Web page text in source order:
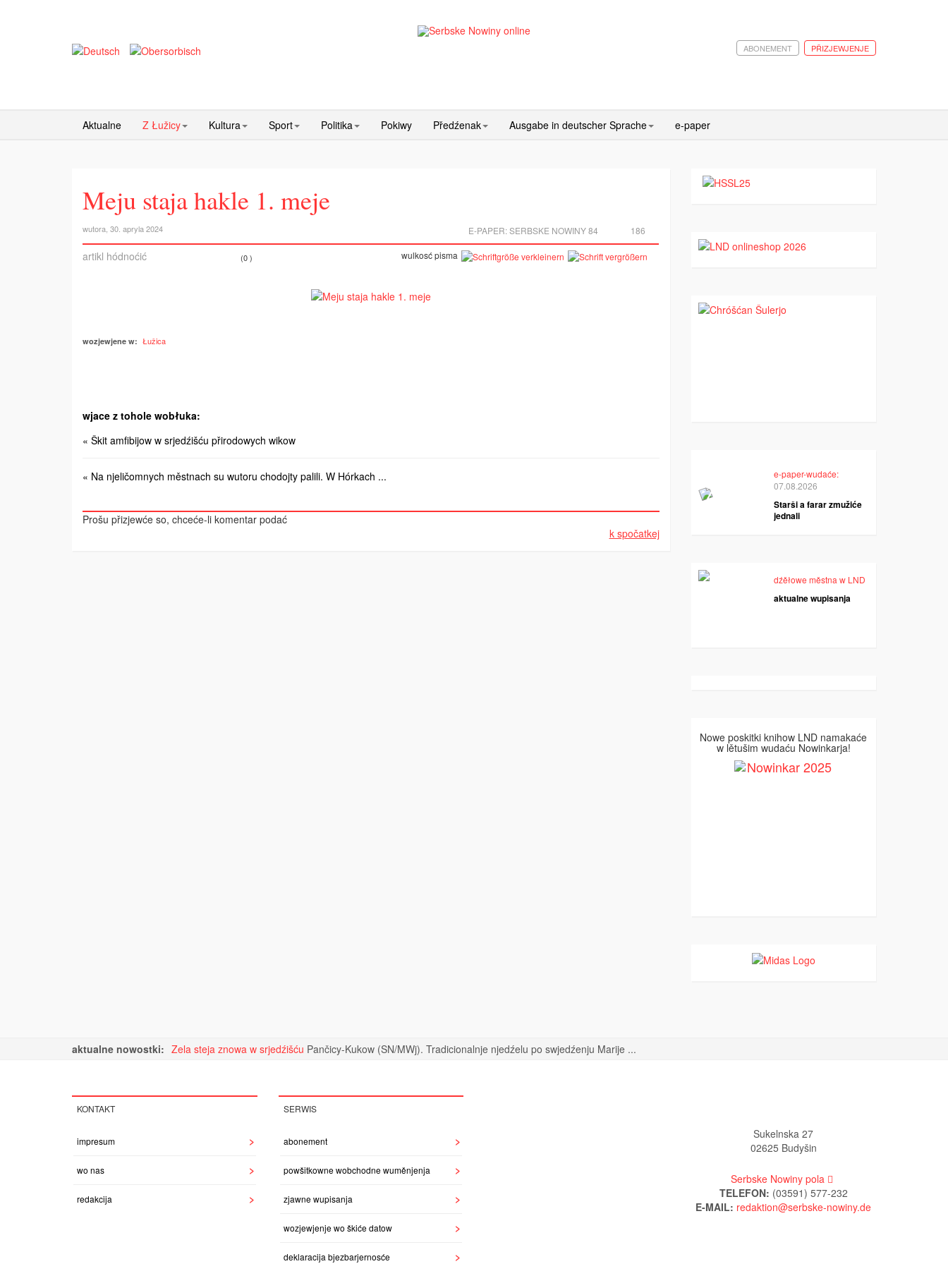
PŘIZJEWJENJE
ABONEMENT
Aktualne Z Łužicy Kultura Sport Politika Pokiwy Předźenak Ausgabe in deutscher Sprache e-paper
Meju staja hakle 1. meje
wutora, 30. apryla 2024 186
E-PAPER:SERBSKE NOWINY 84
artikl hódnoćić (0 ) wulkosć pisma
wozjewjene w: Łužica
wjace z tohole wobłuka:
« Škit amfibijow w srjedźišću přirodowych wikow
« Na njeličomnych městnach su wutoru chodojty palili. W Hórkach ...
Prošu přizjewće so, chceće-li komentar podać
k spočatkej
e-paper-wudaće:
07.08.2026
Starši a farar zmužiće
jednali
dźěłowe městna w LND
aktualne wupisanja
Nowe poskitki knihow LND namakaće
w lětušim wudaću Nowinkarja!
aktualne nowostki: Zela steja znowa w srjedźišću Pančicy-Kukow (SN/MWj). Tradicionalnje njedźelu po swjedźenju Marije ...
KONTAKT
impresum
wo nas
redakcija
SERWIS
abonement
powšitkowne wobchodne wuměnjenja
zjawne wupisanja
wozjewjenje wo škiće datow
deklaracija bjezbarjernosće
Sukelnska 27
02625 Budyšin
Serbske Nowiny pola
TELEFON: (03591) 577-232
E-MAIL: